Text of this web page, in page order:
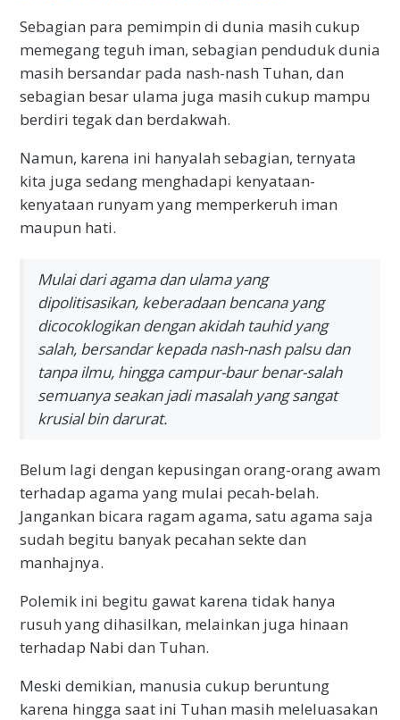
Sebagian para pemimpin di dunia masih cukup
memegang teguh iman, sebagian penduduk dunia
masih bersandar pada nash-nash Tuhan, dan
sebagian besar ulama juga masih cukup mampu
berdiri tegak dan berdakwah.
Namun, karena ini hanyalah sebagian, ternyata
kita juga sedang menghadapi kenyataan-
kenyataan runyam yang memperkeruh iman
maupun hati.
Mulai dari agama dan ulama yang
dipolitisasikan, keberadaan bencana yang
dicocoklogikan dengan akidah tauhid yang
salah, bersandar kepada nash-nash palsu dan
tanpa ilmu, hingga campur-baur benar-salah
semuanya seakan jadi masalah yang sangat
krusial bin darurat.
Belum lagi dengan kepusingan orang-orang awam
terhadap agama yang mulai pecah-belah.
Jangankan bicara ragam agama, satu agama saja
sudah begitu banyak pecahan sekte dan
manhajnya.
Polemik ini begitu gawat karena tidak hanya
rusuh yang dihasilkan, melainkan juga hinaan
terhadap Nabi dan Tuhan.
Meski demikian, manusia cukup beruntung
karena hingga saat ini Tuhan masih meleluasakan